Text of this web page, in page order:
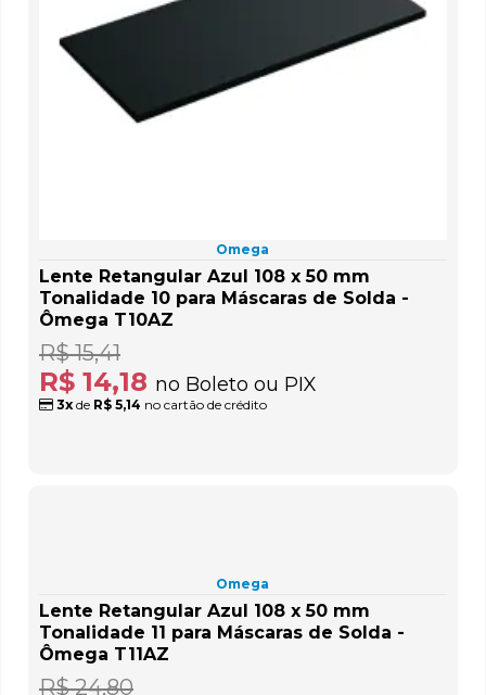
Omega
Lente Retangular Azul 108 x 50 mm
Tonalidade 10 para Máscaras de Solda -
Ômega T10AZ
R$ 14,18 no Boleto ou PIX
R$ 15,41
3x de R$ 5,14 no cartão de crédito
Omega
Lente Retangular Azul 108 x 50 mm
Tonalidade 11 para Máscaras de Solda -
Ômega T11AZ
R$ 24,80